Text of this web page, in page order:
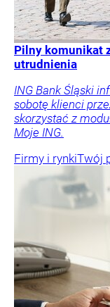
Pilny komunikat
utrudnienia
ING Bank Śląski
sobotę klienci
skorzystać z
Moje ING.
Firmy i rynkiTwój